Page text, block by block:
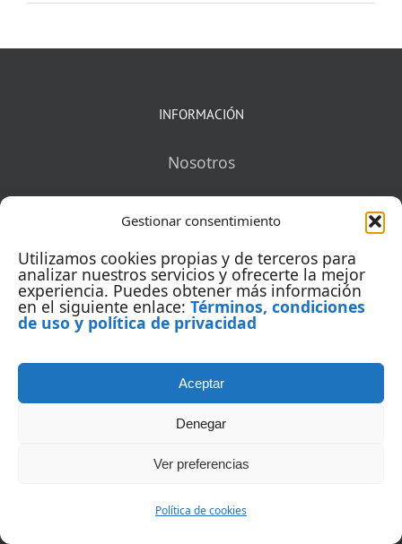
Gestionar consentimiento
Utilizamos cookies propias y de terceros para
analizar nuestros servicios y ofrecerte la mejor
experiencia. Puedes obtener más información
en el siguiente enlace: Términos, condiciones
de uso y política de privacidad
Aceptar
Denegar
Ver preferencias
Política de cookies
INFORMACIÓN
Nosotros
Términos
Marketing digital